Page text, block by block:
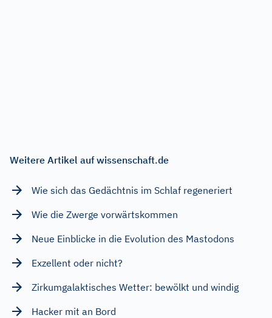
Weitere Artikel auf wissenschaft.de
Wie sich das Gedächtnis im Schlaf regeneriert
Wie die Zwerge vorwärtskommen
Neue Einblicke in die Evolution des Mastodons
Exzellent oder nicht?
Zirkumgalaktisches Wetter: bewölkt und windig
Hacker mit an Bord